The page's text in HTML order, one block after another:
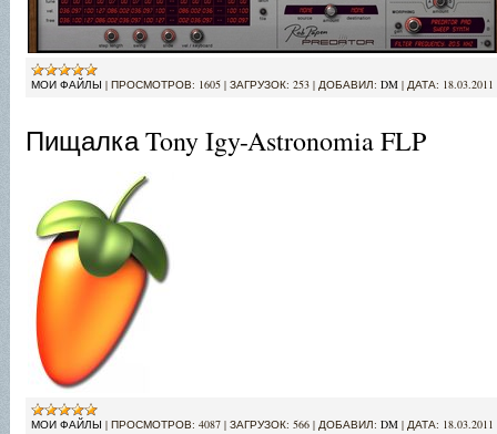
МОИ ФАЙЛЫ | ПРОСМОТРОВ: 1605 | ЗАГРУЗОК: 253 | ДОБАВИЛ: DM | ДАТА: 18.03.2011
Пищалка Tony Igy-Astronomia FLP
МОИ ФАЙЛЫ | ПРОСМОТРОВ: 4087 | ЗАГРУЗОК: 566 | ДОБАВИЛ: DM | ДАТА: 18.03.2011